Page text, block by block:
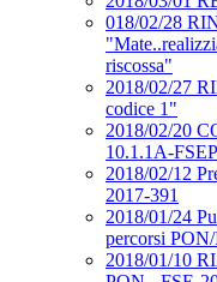
018/02/28
riscossa"
2018/02/27
codice 1"
2018/02/20
10.1.1A-
2018/02/12
2017-391
2018/01/24
percorsi
2018/01/10